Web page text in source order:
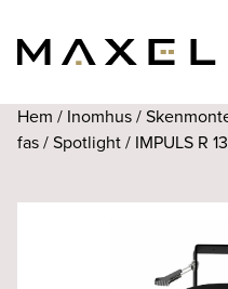
Hem / Inomhus/
fas/Spotlight/ IMPULS R